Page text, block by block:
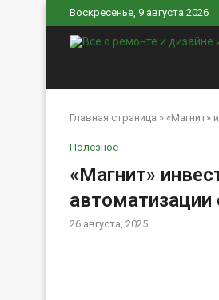
Воскресенье, 9 августа 2026
Главная страница » «Магнит»
Полезное
«Магнит»
26 августа, 2025